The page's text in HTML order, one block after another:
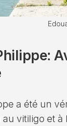
a été un
vitiligo et